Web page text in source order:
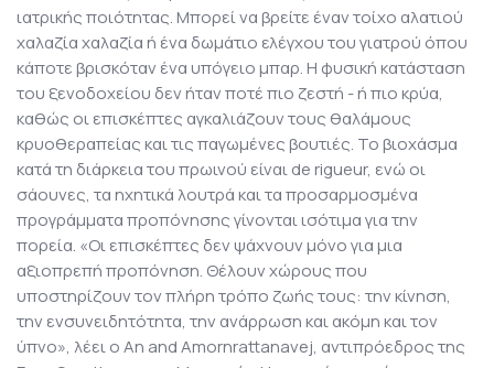
ιατρικής ποιότητας. Μπορεί να βρείτε έναν τοίχο αλατιού
χαλαζία χαλαζία ή ένα δωμάτιο ελέγχου του γιατρού όπου
κάποτε βρισκόταν ένα υπόγειο μπαρ. Η φυσική κατάσταση
του ξενοδοχείου δεν ήταν ποτέ πιο ζεστή - ή πιο κρύα,
καθώς οι επισκέπτες αγκαλιάζουν τους θαλάμους
κρυοθεραπείας και τις παγωμένες βουτιές. Το βιοχάσμα
κατά τη διάρκεια του πρωινού είναι de rigueur, ενώ οι
σάουνες, τα ηχητικά λουτρά και τα προσαρμοσμένα
προγράμματα προπόνησης γίνονται ισότιμα για την
πορεία. «Οι επισκέπτες δεν ψάχνουν μόνο για μια
αξιοπρεπή προπόνηση. Θέλουν χώρους που
υποστηρίζουν τον πλήρη τρόπο ζωής τους: την κίνηση,
την ενσυνειδητότητα, την ανάρρωση και ακόμη και τον
ύπνο», λέει ο An and Amornrattanavej, αντιπρόεδρος της